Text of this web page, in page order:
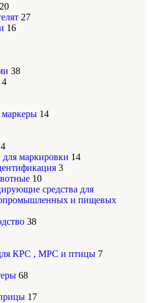
20
27
16
38
4
маркеры 14
4
маркировки 14
3
10
средства для
и пищевых
38
КРС , МРС и птицы 7
68
17